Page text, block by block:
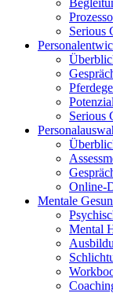
Serious
Serious
Online-
Mentale
Mental